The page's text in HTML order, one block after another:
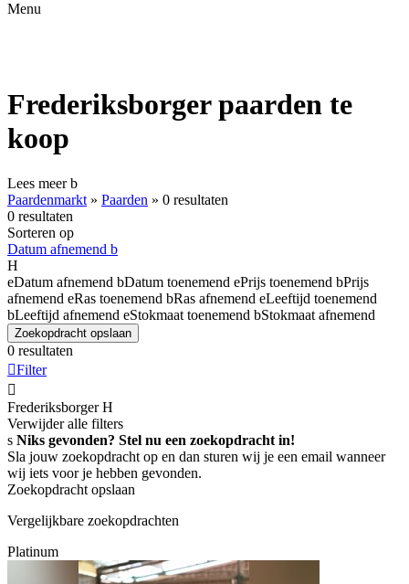
Menu
Frederiksborger paarden te
koop
Lees meerb
Paardenmarkt » Paarden » 0 resultaten
0 resultaten
Sorteren op
Datum afnemend b
H
eDatum afnemend bDatum toenemend ePrijs toenemend bPrijs
afnemend eRas toenemend bRas afnemend eLeeftijd toenemend
bLeeftijd afnemend eStokmaat toenemend bStokmaat afnemend
Zoekopdracht opslaan
0 resultaten
Filter

Frederiksborger H
Verwijder alle filters
s Niks gevonden? Stel nu een zoekopdracht in!
Sla jouw zoekopdracht op en dan sturen wij je een email wanneer
wij iets voor je hebben gevonden.
Zoekopdracht opslaan
Vergelijkbare zoekopdrachten
Platinum